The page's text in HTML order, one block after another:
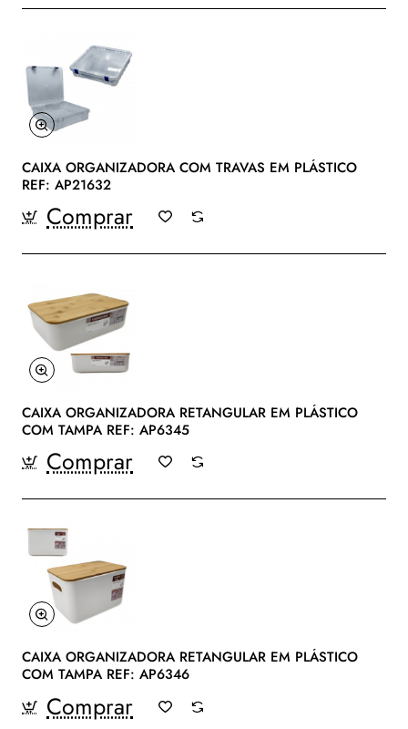
CAIXA ORGANIZADORA COM TRAVAS EM PLÁSTICO
REF: AP21632
Comprar
CAIXA ORGANIZADORA RETANGULAR EM PLÁSTICO
COM TAMPA REF: AP6345
Comprar
CAIXA ORGANIZADORA RETANGULAR EM PLÁSTICO
COM TAMPA REF: AP6346
Comprar